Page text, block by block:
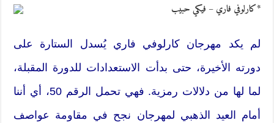
*كارلوفي فاري – فيكي حبيب
لم يكد مهرجان كارلوفي فاري يُسدل الستارة على
دورته الأخيرة، حتى بدأت الاستعدادات للدورة المقبلة،
لما لها من دلالات رمزية. فهي تحمل الرقم 50، أي أننا
أمام العيد الذهبي لمهرجان نجح في مقاومة عواصف